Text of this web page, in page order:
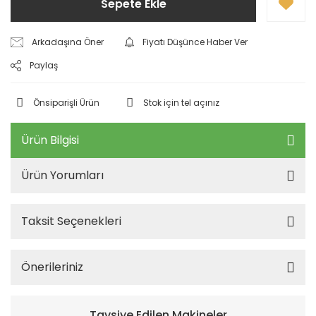
Sepete Ekle
Arkadaşına Öner
Fiyatı Düşünce Haber Ver
Paylaş
Önsiparişli Ürün Stok için tel açınız
Ürün Bilgisi
Ürün Yorumları
Taksit Seçenekleri
Önerileriniz